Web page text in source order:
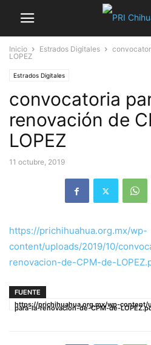
Inicio Estrados Digitales
LOPEZ
Estrados Digitales
convocatoria
renovación de
LOPEZ
11 octubre, 2019
https://prichihuahua.org.mx/wp-
content/uploads/2019/10/
renovacion-de-CPM-de-
FUENTE
https://prichihuahua.org.mx/wp-content/
para-la-renovacion-de-CPM-de-